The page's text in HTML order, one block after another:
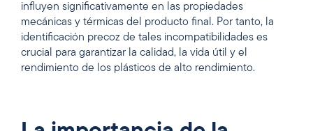
influyen significativamente en las propiedades
mecánicas y térmicas del producto final. Por tanto, la
identificación precoz de tales incompatibilidades es
crucial para garantizar la calidad, la vida útil y el
rendimiento de los plásticos de alto rendimiento.